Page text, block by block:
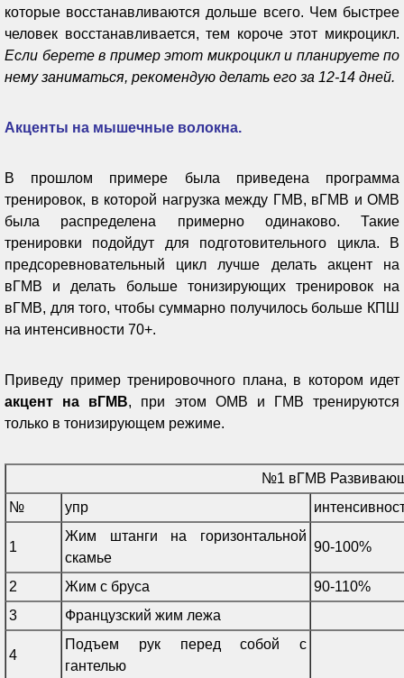
которые восстанавливаются дольше всего. Чем быстрее
человек восстанавливается, тем короче этот микроцикл.
Если берете в пример этот микроцикл и планируете по
нему заниматься, рекомендую делать его за 12-14 дней.
Акценты на мышечные волокна.
В прошлом примере была приведена программа
тренировок, в которой нагрузка между ГМВ, вГМВ и ОМВ
была распределена примерно одинаково. Такие
тренировки подойдут для подготовительного цикла. В
предсоревновательный цикл лучше делать акцент на
вГМВ и делать больше тонизирующих тренировок на
вГМВ, для того, чтобы суммарно получилось больше КПШ
на интенсивности 70+.
Приведу пример тренировочного плана, в котором идет
акцент на вГМВ, при этом ОМВ и ГМВ тренируются
только в тонизирующем режиме.
№1 вГМВ
№
упр
1
Жим штанги на горизонтальной
скамье
90-100%
2 Жим с бруса
90-110%
3
Французский жим лежа
4
Подъем рук перед собой с
гантелью